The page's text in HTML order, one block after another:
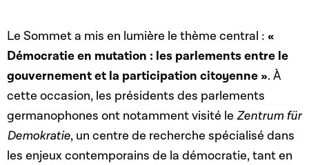
Le Sommet a mis en lumière le thème central : «
Démocratie en mutation : les parlements entre le
gouvernement et la participation citoyenne ». À
cette occasion, les présidents des parlements
germanophones ont notamment visité le Zentrum für
Demokratie, un centre de recherche spécialisé dans
les enjeux contemporains de la démocratie, tant en